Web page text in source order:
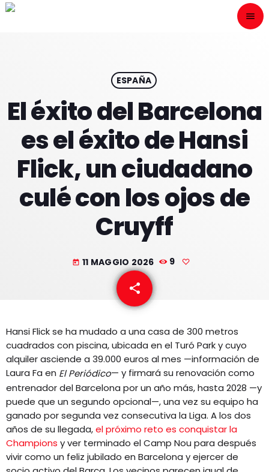
menu
play_arrow
HOME
PROGRAMACION
CONTACTO
ESPAÑA
El éxito del Barcelona
es el éxito de Hansi
Flick, un ciudadano
culé con los ojos de
Cruyff
today 11 MAGGIO 2026 9
share
email
Hansi Flick se ha mudado a una casa de 300 metros
cuadrados con piscina, ubicada en el Turó Park y cuyo
alquiler asciende a 39.000 euros al mes —información de
Laura Fa en El Periódico— y firmará su renovación como
entrenador del Barcelona por un año más, hasta 2028 —y
puede que un segundo opcional—, una vez su equipo ha
ganado por segunda vez consecutiva la Liga. A los dos
años de su llegada,el próximo reto es conquistar la
Champions y ver terminado el Camp Nou para después
vivir como un feliz jubilado en Barcelona y ejercer de